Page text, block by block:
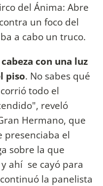
del Ánima: Abre
un foco del
a cabo un truco.
con una luz
piso. No sabes qué
todo el
reveló
Hermano, que
presenciaba el
sobre la que
ahí se cayó para
la panelista